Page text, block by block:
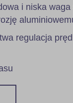
i niska waga
regulacja